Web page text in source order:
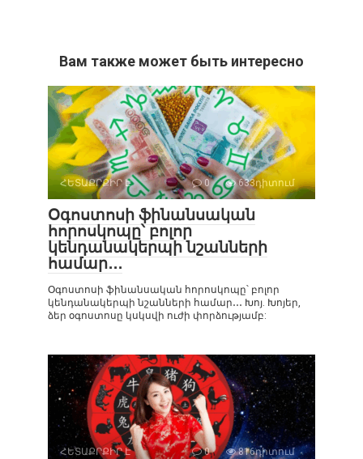
Вам также может быть интересно
ՀԵՏԱՔՐՔԻՐ Է 0 633դիտում
Օգոստոսի ֆինանսական
հորոսկոպը՝ բոլոր
կենդանակերպի նշանների
համար․․․
Օգոստոսի ֆինանսական հորոսկոպը՝ բոլոր
կենդանակերպի նշանների համար․․․ Խոյ. Խոյեր,
ձեր օգոստոսը կսկսվի ուժի փորձությամբ:
ՀԵՏԱՔՐՔԻՐ Է 0 816դիտում